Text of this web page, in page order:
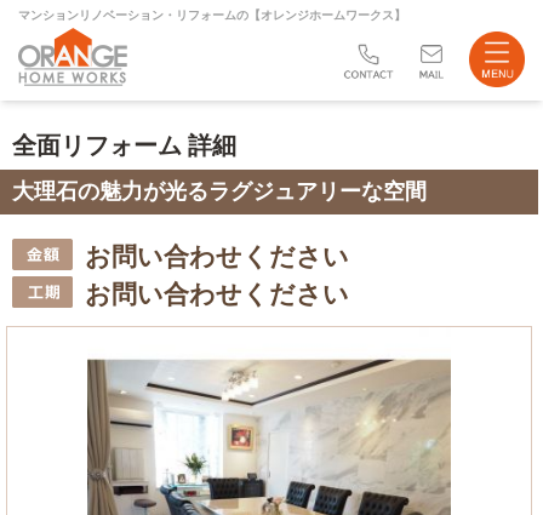
マンションリノベーション・リフォームの【オレンジホームワークス】
不動産売買
ブログ
お問い合わせ
店舗案内
全面リフォーム 詳細
大理石の魅力が光るラグジュアリーな空間
お問い合わせください
お問い合わせください